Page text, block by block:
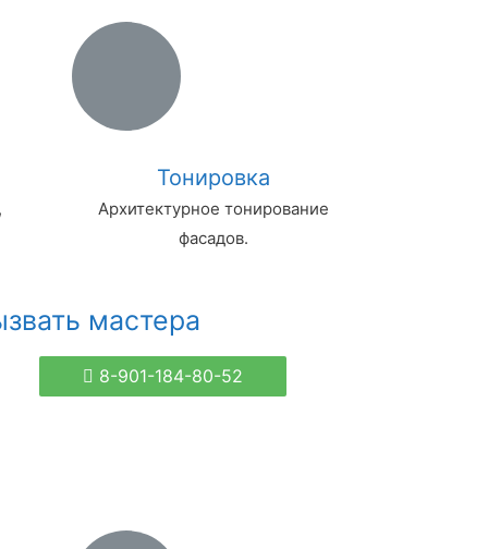
Тонировка
Архитектурное тонирование
фасадов.
мастера
8-901-184-80-52